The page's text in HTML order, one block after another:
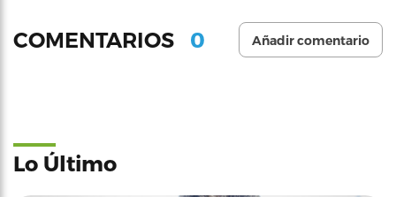
COMENTARIOS 0 Añadir comentario
Lo Último